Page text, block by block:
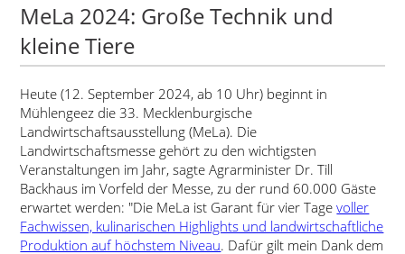
MeLa 2024: Große Technik und
kleine Tiere
Heute (12. September 2024, ab 10 Uhr) beginnt in
Mühlengeez die 33. Mecklenburgische
Landwirtschaftsausstellung (MeLa). Die
Landwirtschaftsmesse gehört zu den wichtigsten
Veranstaltungen im Jahr, sagte Agrarminister Dr. Till
Backhaus im Vorfeld der Messe, zu der rund 60.000 Gäste
erwartet werden: Die MeLa ist Garant für vier Tagevoller
Fachwissen, kulinarischen Highlights und landwirtschaftliche
Produktion auf höchstem Niveau. Dafür gilt mein Dank dem